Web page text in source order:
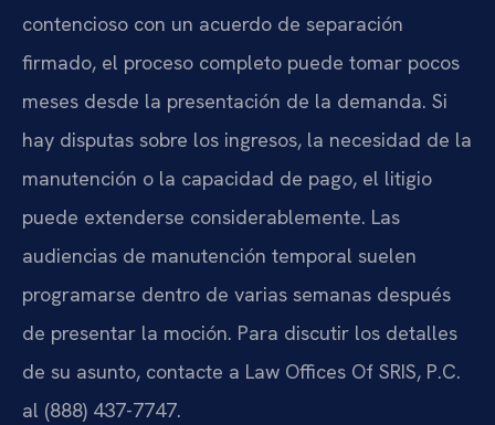
contencioso con un acuerdo de separación
firmado, el proceso completo puede tomar pocos
meses desde la presentación de la demanda. Si
hay disputas sobre los ingresos, la necesidad de la
manutención o la capacidad de pago, el litigio
puede extenderse considerablemente. Las
audiencias de manutención temporal suelen
programarse dentro de varias semanas después
de presentar la moción. Para discutir los detalles
de su asunto, contacte a Law Offices Of SRIS, P.C.
al (888) 437-7747.